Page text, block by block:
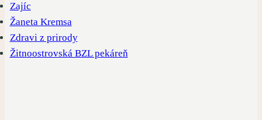
Zajíc
Žaneta Kremsa
Zdravi z prirody
Žitnoostrovská BZL pekáreň